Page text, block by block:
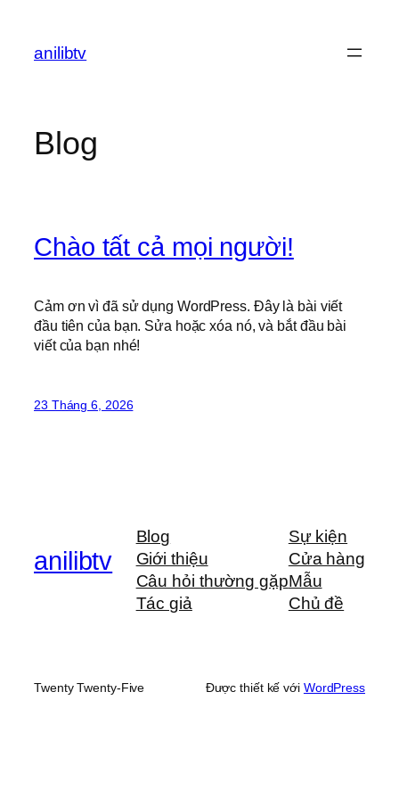
phầnanilibtv
Blog
Chào tất cả mọi người!
Cảm ơn vì đã sử dụng WordPress. Đây là bài viết
đầu tiên của bạn. Sửa hoặc xóa nó, và bắt đầu bài
viết của bạn nhé!
23 Tháng 6, 2026
anilibtv
Blog
Giới thiệu
Câu hỏi thường gặp
Tác giả
Sự kiện
Cửa hàng
Mẫu
Chủ đề
Twenty Twenty-Five Được thiết kế với WordPress